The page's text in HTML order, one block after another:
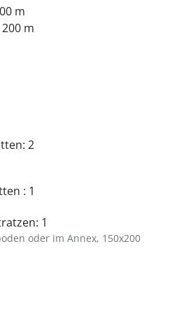
m
m
2
: 1
1
oder im Annex, 150x200